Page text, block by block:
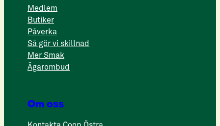
Medlem
Butiker
Påverka
Så gör vi skillnad
Mer Smak
Ägarombud
Om oss